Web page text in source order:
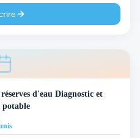
d'eau Diagnostic et
potable